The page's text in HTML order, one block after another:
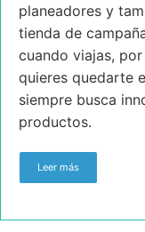
planeadores y
tienda de
cuando viajas,
quieres quedarte
siempre busca
productos.
Leer más